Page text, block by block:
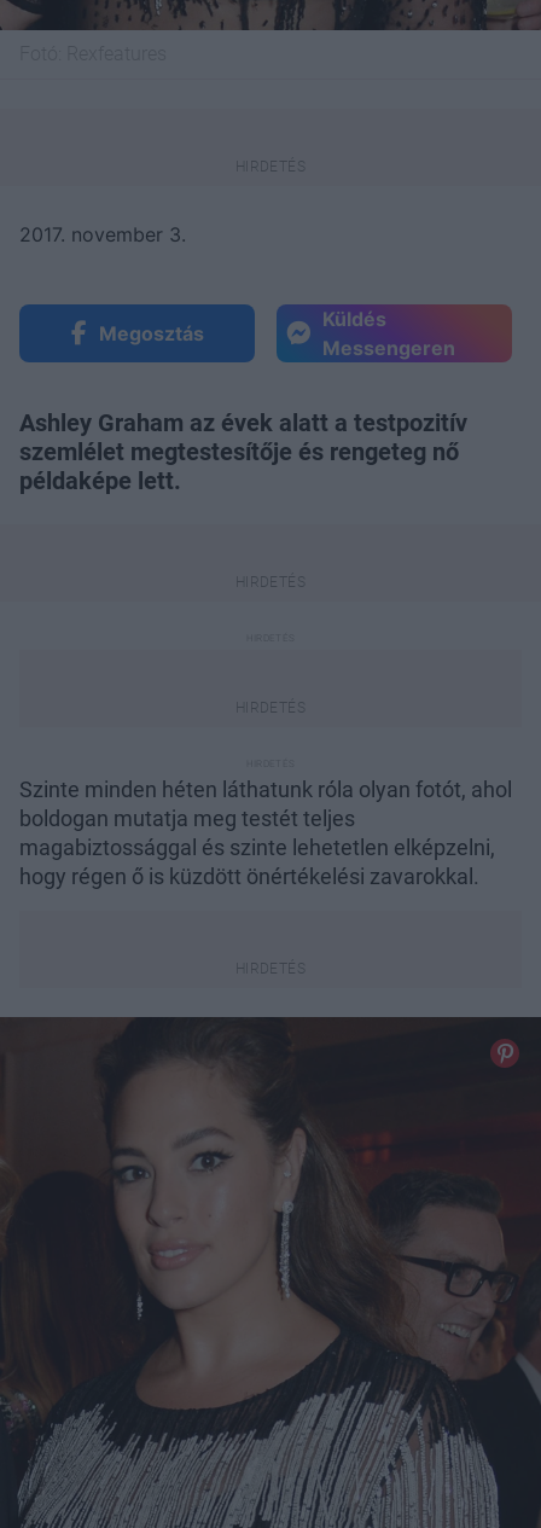
2017. november 3.
Megosztás
Küldés
Messengeren
Ashley Graham az évek alatt a testpozitív
szemlélet megtestesítője és rengeteg nő
példaképe lett.
Szinte minden héten láthatunk róla olyan fotót, ahol
boldogan mutatja meg testét teljes
magabiztossággal és szinte lehetetlen elképzelni,
hogy régen ő is küzdött önértékelési zavarokkal.